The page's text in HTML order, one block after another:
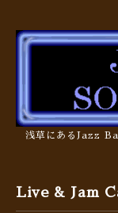
浅草にあるJazz
Live & Jam